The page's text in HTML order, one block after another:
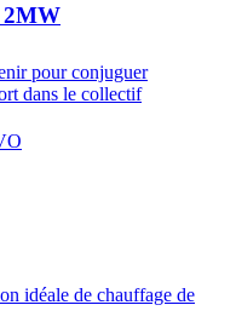
2MW
pour conjuguer
dans le collectif
idéale de chauffage de